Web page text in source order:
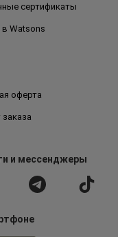
сертификаты
в Watsons
оферта
и мессенджеры